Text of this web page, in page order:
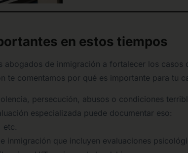
en estos tiempos
abogados de inmigración a fortalecer los casos
te comentamos por qué es importante para tu
persecución, abusos o condiciones
especializada puede documentar eso:
etc.
inmigración que incluyen evaluaciones